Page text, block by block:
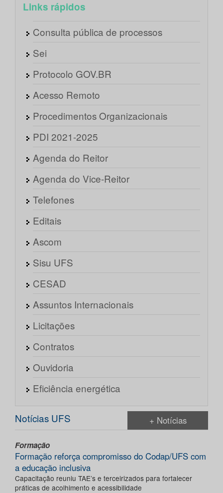
Links rápidos
Consulta pública de processos
Sei
Protocolo GOV.BR
Acesso Remoto
Procedimentos Organizacionais
PDI 2021-2025
Agenda do Reitor
Agenda do Vice-Reitor
Telefones
Editais
Ascom
Sisu UFS
CESAD
Assuntos Internacionais
Licitações
Contratos
Ouvidoria
Eficiência energética
Notícias UFS + Notícias
Formação
Formação reforça compromisso do Codap/UFS com
a educação inclusiva
Capacitação reuniu TAE’s e terceirizados para fortalecer
práticas de acolhimento e acessibilidade